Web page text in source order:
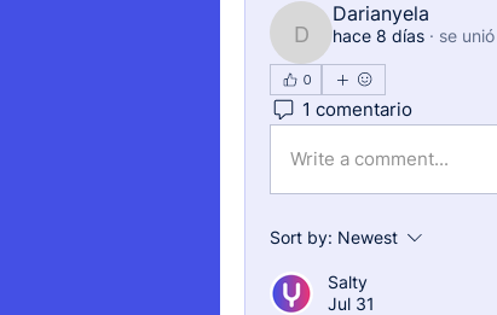
Darianyela
Darianyela
hace 8 días · se
0
1 comentario
Write a comment...
Sort by: Newest
Salty
Jul 31